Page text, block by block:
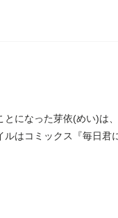
になった芽依(めい)は
コミックス『毎日君